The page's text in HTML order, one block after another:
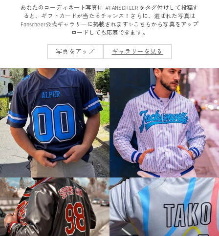
あなたのコーディネート写真に #FANSCHEER をタグ付けして投稿す
ると、ギフトカードが当たるチャンス！さらに、選ばれた写真は
Fanscheer公式ギャラリーに掲載されます✨こちらから写真をアップ
ロードしても応募できます。
写真をアップ ギャラリーを見る